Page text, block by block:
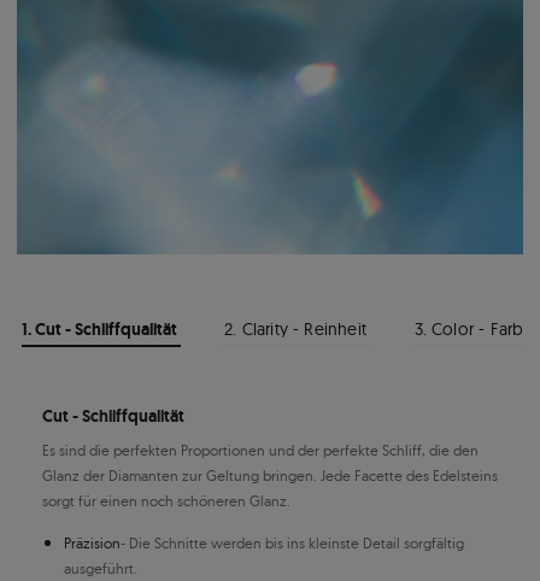
1. Cut - Schliffqualität 2. Clarity - Reinheit 3. Color - Farbe
Cut - Schliffqualität
Es sind die perfekten Proportionen und der perfekte Schliff, die den
Glanz der Diamanten zur Geltung bringen. Jede Facette des Edelsteins
sorgt für einen noch schöneren Glanz.
Präzision- Die Schnitte werden bis ins kleinste Detail sorgfältig
ausgeführt.